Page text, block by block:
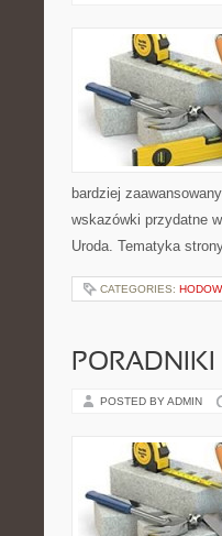
bardziej
wskazówki przydatne
Uroda. Tematyka
CATEGORIES:
POSTED BY ADMIN